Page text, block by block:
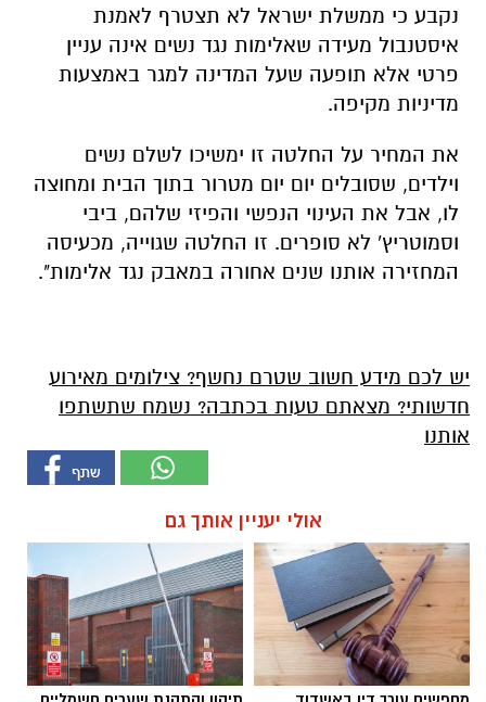
נקבע כי ממשלת ישראל לא תצטרף לאמנת
איסטנבול מעידה שאלימות נגד נשים אינה עניין
פרטי אלא תופעה שעל המדינה למגר באמצעות
מדיניות מקיפה.
את המחיר על החלטה זו ימשיכו לשלם נשים
וילדים, שסובלים יום יום מטרור בתוך הבית ומחוצה
לו, אבל את העינוי הנפשי והפיזי שלהם, ביבי
וסמוטריץ' לא סופרים. זו החלטה שגוייה, מכעיסה
המחזירה אותנו שנים אחורה במאבק נגד אלימות".
יש לכם מידע חשוב שטרם נחשף? צילומים מאירוע
חדשותי? מצאתם טעות בכתבה? נשמח שתשתפו
אותנו
אולי יעניין אותך גם